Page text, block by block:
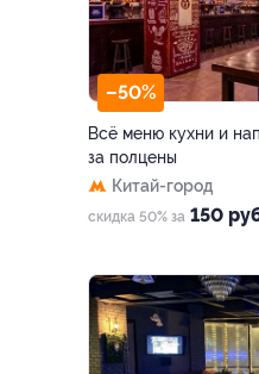
–50%
Всё меню кухни и
за полцены
Китай-город
скидка 50% за 150